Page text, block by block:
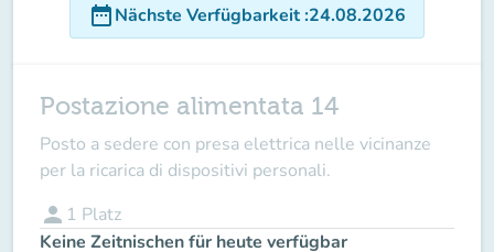
date_rangeNächste Verfügbarkeit:24.08.2026
Postazione alimentata 14
Posto a sedere con presa elettrica nelle vicinanze
per la ricarica di dispositivi personali.
person 1 Platz
Keine Zeitnischen für heute verfügbar